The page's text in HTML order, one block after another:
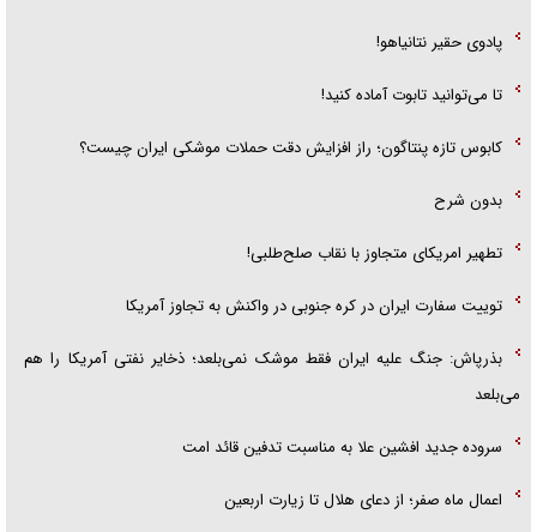
پادوی حقیر نتانیاهو!
تا می‌توانید تابوت آماده کنید!
کابوس تازه پنتاگون؛ راز افزایش دقت حملات موشکی ایران چیست؟
بدون شرح
تطهیر امریکای متجاوز با نقاب صلح‌طلبی!
توییت سفارت ایران در کره جنوبی در واکنش به تجاوز آمریکا
بذرپاش: ‏جنگ علیه ایران فقط موشک نمی‌بلعد؛ ذخایر نفتی آمریکا را هم
می‌بلعد
سروده جدید افشین علا به مناسبت تدفین قائد امت
اعمال ماه صفر؛ از دعای هلال تا زیارت اربعین